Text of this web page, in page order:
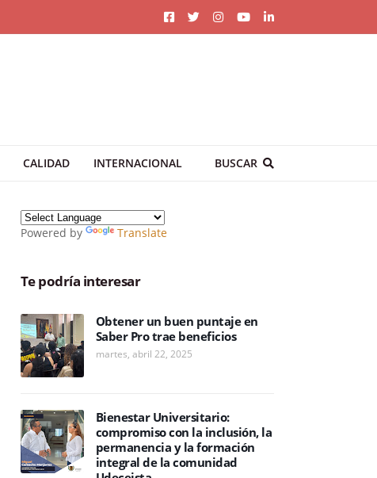
CALIDAD INTERNACIONAL BUSCAR
Powered by Translate
Te podría interesar
Obtener un buen puntaje en
Saber Pro trae beneficios
martes, abril 22, 2025
Bienestar Universitario:
compromiso con la inclusión, la
permanencia y la formación
integral de la comunidad